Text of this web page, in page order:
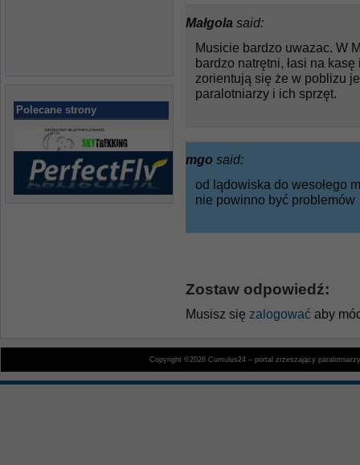
Polecane strony
Małgola said:
Musicie bardzo uwazac. W
bardzo natrętni, łasi na
zorientują się że w poblizu
paralotniarzy i ich sprzęt.
mgo said:
od lądowiska do wesołego
nie powinno być problemów
Zostaw odpowiedź:
Musisz się zalogować aby
Copyright ©2026 Cumulus24 – portal zrzeszający